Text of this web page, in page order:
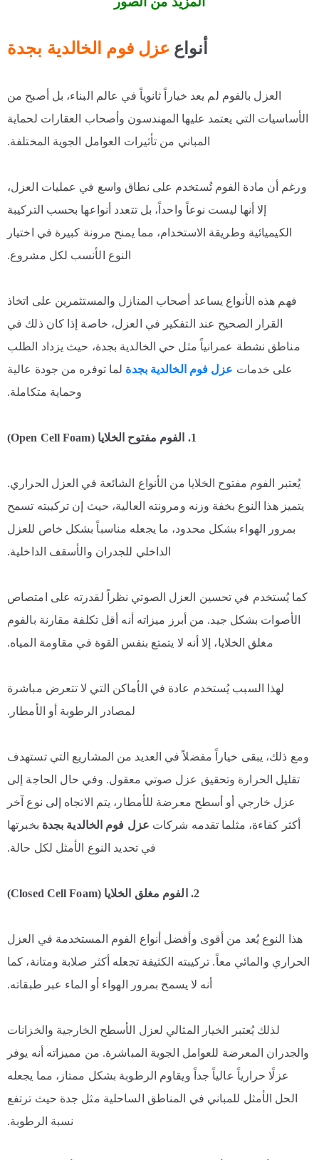
أنواع عزل فوم الخالدية بجدة
العزل بالفوم لم يعد خياراً ثانوياً في عالم البناء، بل أصبح من
الأساسيات التي يعتمد عليها المهندسون وأصحاب العقارات لحماية
المباني من تأثيرات العوامل الجوية المختلفة.
ورغم أن مادة الفوم تُستخدم على نطاق واسع في عمليات العزل،
إلا أنها ليست نوعاً واحداً، بل تتعدد أنواعها بحسب التركيبة
الكيميائية وطريقة الاستخدام، مما يمنح مرونة كبيرة في اختيار
النوع الأنسب لكل مشروع.
فهم هذه الأنواع يساعد أصحاب المنازل والمستثمرين على اتخاذ
القرار الصحيح عند التفكير في العزل، خاصة إذا كان ذلك في
مناطق نشطة عمرانياً مثل حي الخالدية بجدة، حيث يزداد الطلب
على خدمات عزل فوم الخالدية بجدة لما توفره من جودة عالية
وحماية متكاملة.
1. الفوم مفتوح الخلايا (Open Cell Foam)
يُعتبر الفوم مفتوح الخلايا من الأنواع الشائعة في العزل الحراري.
يتميز هذا النوع بخفة وزنه ومرونته العالية، حيث إن تركيبته تسمح
بمرور الهواء بشكل محدود، ما يجعله مناسباً بشكل خاص للعزل
الداخلي للجدران والأسقف الداخلية.
كما يُستخدم في تحسين العزل الصوتي نظراً لقدرته على امتصاص
الأصوات بشكل جيد. من أبرز ميزاته أنه أقل تكلفة مقارنة بالفوم
مغلق الخلايا، إلا أنه لا يتمتع بنفس القوة في مقاومة المياه.
لهذا السبب يُستخدم عادة في الأماكن التي لا تتعرض مباشرة
لمصادر الرطوبة أو الأمطار.
ومع ذلك، يبقى خياراً مفضلاً في العديد من المشاريع التي تستهدف
تقليل الحرارة وتحقيق عزل صوتي معقول. وفي حال الحاجة إلى
عزل خارجي أو أسطح معرضة للأمطار، يتم الاتجاه إلى نوع آخر
أكثر كفاءة، مثلما تقدمه شركات عزل فوم الخالدية بجدة بخبرتها
في تحديد النوع الأمثل لكل حالة.
2. الفوم مغلق الخلايا (Closed Cell Foam)
هذا النوع يُعد من أقوى وأفضل أنواع الفوم المستخدمة في العزل
الحراري والمائي معاً. تركيبته الكثيفة تجعله أكثر صلابة ومتانة، كما
أنه لا يسمح بمرور الهواء أو الماء عبر طبقاته.
لذلك يُعتبر الخيار المثالي لعزل الأسطح الخارجية والخزانات
والجدران المعرضة للعوامل الجوية المباشرة. من مميزاته أنه يوفر
عزلًا حرارياً عالياً جداً ويقاوم الرطوبة بشكل ممتاز، مما يجعله
الحل الأمثل للمباني في المناطق الساحلية مثل جدة حيث ترتفع
نسبة الرطوبة.